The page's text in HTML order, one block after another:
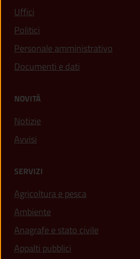
Uffici
Politici
Personale amministrativo
Documenti e dati
NOVITÀ
Notizie
Avvisi
SERVIZI
Agricoltura e pesca
Ambiente
Anagrafe e stato civile
Appalti pubblici